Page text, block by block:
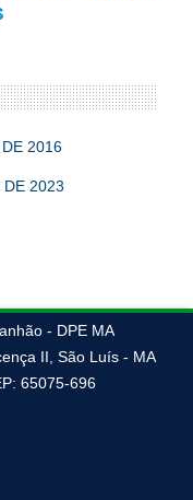
2016
DE 2023
- DPE MA
II, São Luís - MA
65075-696